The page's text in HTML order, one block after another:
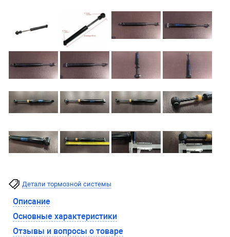
Детали тормозной системы
Описание
Основные характеристики
Отзывы и вопросы о товаре